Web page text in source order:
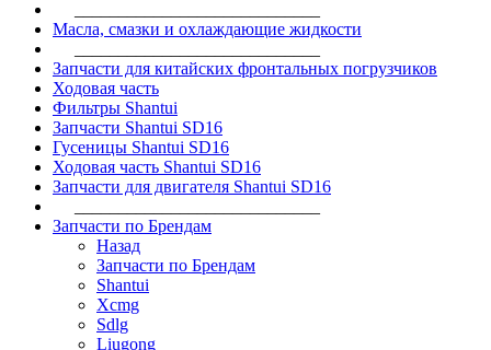
Масла, смазки и охлаждающие жидкости
Запчасти для китайских фронтальных погрузчиков
Ходовая часть
Фильтры Shantui
Запчасти Shantui SD16
Гусеницы Shantui SD16
Ходовая часть Shantui SD16
Запчасти для двигателя Shantui SD16
Запчасти по Брендам
Назад
Запчасти по Брендам
Shantui
Xcmg
Sdlg
Liugong